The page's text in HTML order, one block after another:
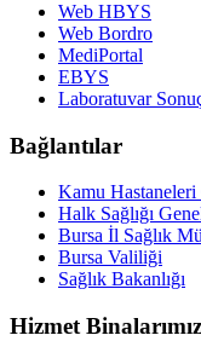
Web HBYS
Web Bordro
MediPortal
EBYS
Laboratuvar
Bağlantılar
Kamu
Halk Sağlığı
Bursa İl Sağlık
Bursa Valiliği
Sağlık Bakanlığı
Hizmet Binalarımız